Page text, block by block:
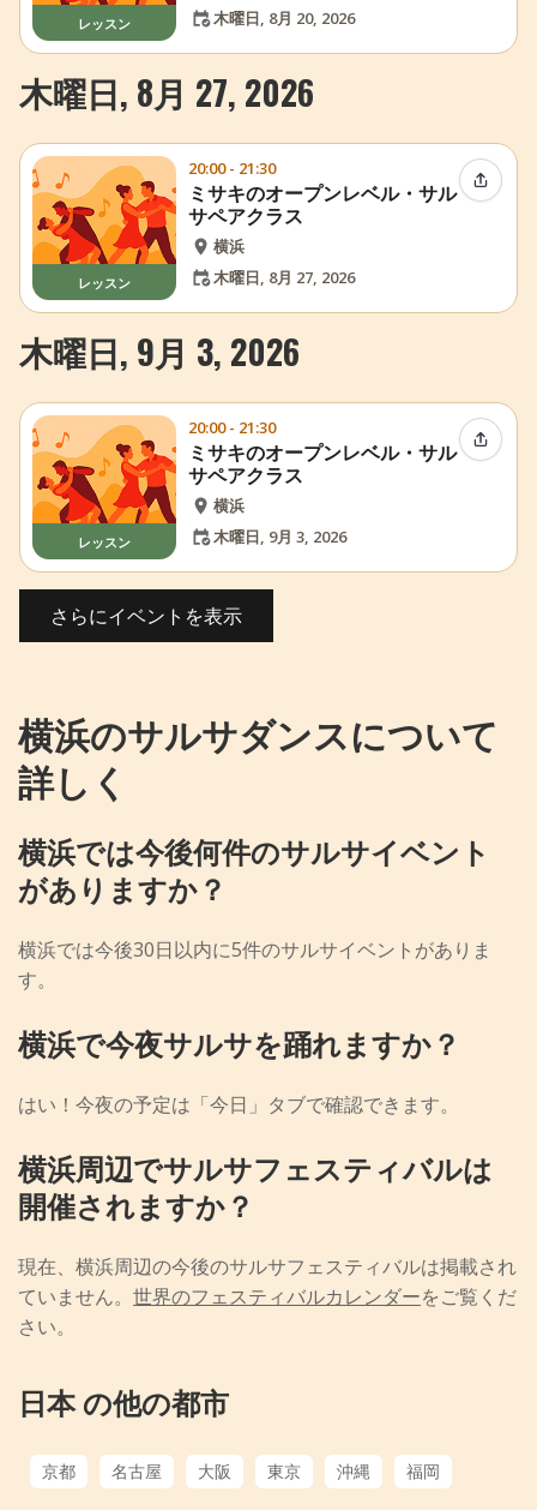
レッスン
木曜日, 8月 20, 2026
木曜日, 8月 27, 2026
レッスン
20:00 - 21:30
ミサキのオープンレベル・サル
サペアクラス
横浜
木曜日, 8月 27, 2026
イベン
木曜日, 9月 3, 2026
レッスン
20:00 - 21:30
ミサキのオープンレベル・サル
サペアクラス
横浜
木曜日, 9月 3, 2026
イベン
さらにイベントを表示
横浜のサルサダンスについて
詳しく
横浜では今後何件のサルサイベント
がありますか？
横浜では今後30日以内に5件のサルサイベントがありま
す。
横浜で今夜サルサを踊れますか？
はい！今夜の予定は「今日」タブで確認できます。
横浜周辺でサルサフェスティバルは
開催されますか？
現在、横浜周辺の今後のサルサフェスティバルは掲載され
ていません。 世界のフェスティバルカレンダーをご覧くだ
さい。
日本 の他の都市
京都 名古屋 大阪 東京 沖縄 福岡